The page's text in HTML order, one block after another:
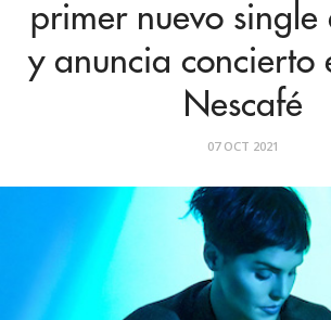
primer nuevo single
y anuncia concierto
Nescafé
07 OCT 2021